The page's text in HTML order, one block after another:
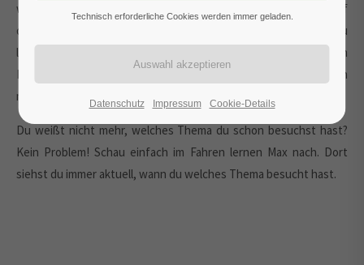
welches Thema dran ist, siehst Du in den Kalenderdaten auf
dieser Seite. Welche Themen und wie viele Stunden Du
letztendlich brauchst hängt davon ab, ob Du Deinen ersten
Führerschein machst oder Deinen bestehenden Führerschein
mit einer anderen Klasse erweiterst.
Du weißt nicht mehr, welches Thema du schon besuchst hast?
Kein Problem! Schau einfach im Fahren lernen Max nach. Dort
siehst du immer aktuell, wann du welches Thema besucht hast.
Technisch erforderliche Cookies werden immer geladen.
Datenschutz Impressum Cookie-Details